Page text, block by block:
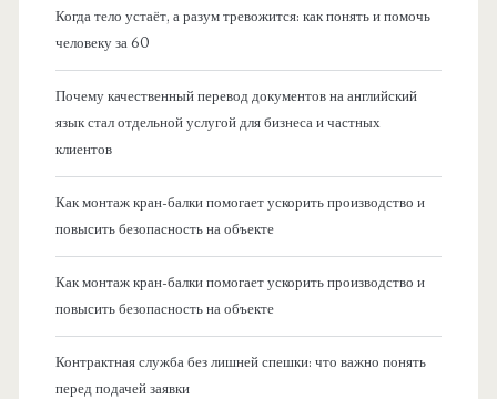
Когда тело устаёт, а разум тревожится: как понять и помочь
человеку за 60
Почему качественный перевод документов на английский
язык стал отдельной услугой для бизнеса и частных
клиентов
Как монтаж кран-балки помогает ускорить производство и
повысить безопасность на объекте
Как монтаж кран-балки помогает ускорить производство и
повысить безопасность на объекте
Контрактная служба без лишней спешки: что важно понять
перед подачей заявки